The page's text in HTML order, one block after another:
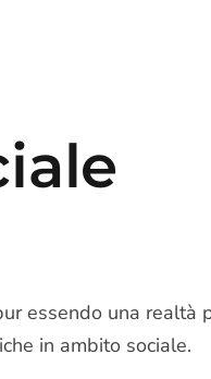
essendo una realtà
in ambito sociale.